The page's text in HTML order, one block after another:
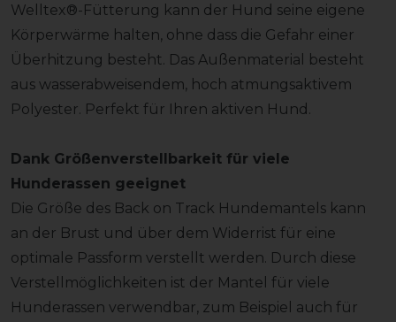
Welltex®-Fütterung kann der Hund seine eigene
Körperwärme halten, ohne dass die Gefahr einer
Überhitzung besteht. Das Außenmaterial besteht
aus wasserabweisendem, hoch atmungsaktivem
Polyester. Perfekt für Ihren aktiven Hund.
Dank Größenverstellbarkeit für viele
Hunderassen geeignet
Die Größe des Back on Track Hundemantels kann
an der Brust und über dem Widerrist für eine
optimale Passform verstellt werden. Durch diese
Verstellmöglichkeiten ist der Mantel für viele
Hunderassen verwendbar, zum Beispiel auch für